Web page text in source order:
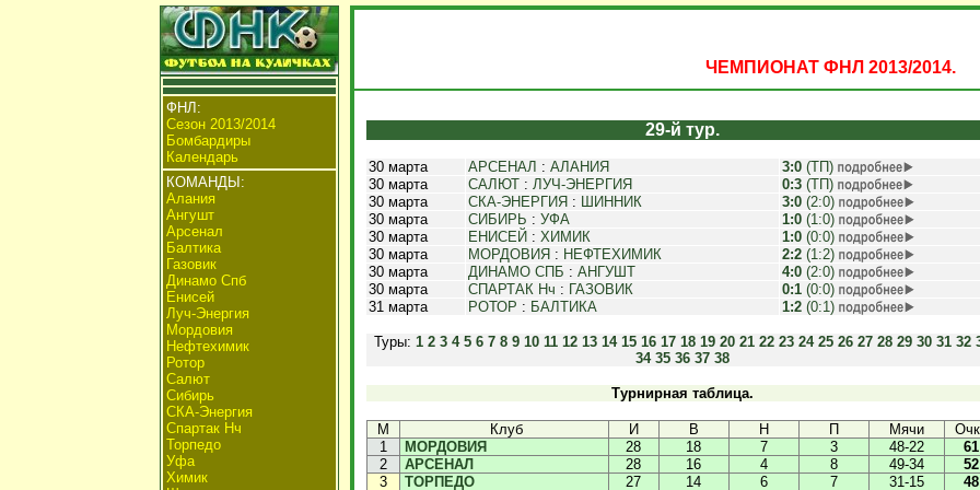
ФНЛ:
Сезон 2013/2014
Бомбардиры
Календарь
КОМАНДЫ:
Алания
Ангушт
Арсенал
Балтика
Газовик
Динамо Спб
Енисей
Луч-Энергия
Мордовия
Нефтехимик
Ротор
Салют
Сибирь
СКА-Энергия
Спартак Нч
Торпедо
Уфа
Химик
ЧЕМПИОНАТ ФНЛ 2013/2014.
29-й тур.
30 марта АРСЕНАЛ : АЛАНИЯ 3:0(ТП)
30 марта
САЛЮТ: ЛУЧ-ЭНЕРГИЯ 0:3(ТП)
30 марта
СКА-ЭНЕРГИЯ : ШИННИК 3:0(2:0)
30 марта
СИБИРЬ : УФА 1:0(1:0)
30 марта
ЕНИСЕЙ : ХИМИК 1:0(0:0)
30 марта
МОРДОВИЯ : НЕФТЕХИМИК 2:2(1:2)
30 марта
ДИНАМО СПБ : АНГУШТ 4:0(2:0)
30 марта
СПАРТАК Нч : ГАЗОВИК 0:1(0:0)
31 марта
РОТОР : БАЛТИКА 1:2(0:1)
Туры: 1 2 3 4 5 6 7 8 9 10 11 12 13 14 15 16 17 18 19 20 21 22 23 24 25 26 27 28 29 30 31 32
34 35 36 37 38
Турнирная таблица.
М Клуб И В Н П Мячи
1
МОРДОВИЯ 28 18 7 3 48-22
61
2
АРСЕНАЛ 28 16 4 8 49-34
52
3
ТОРПЕДО 27 14 6 7 31-15 48